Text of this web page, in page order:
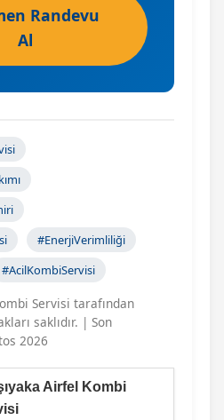
Randevu
Al
#EnerjiVerimliliği
#AcilKombiServisi
Servisi tarafından
saklıdır. | Son
2026
Airfel Kombi